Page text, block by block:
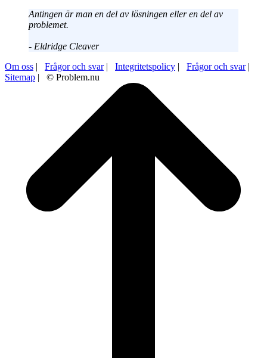
Antingen är man en del av lösningen eller en del av
problemet.
- Eldridge Cleaver
Om oss | Frågor och svar| Integritetspolicy | Frågor och svar|
Sitemap | © Problem.nu